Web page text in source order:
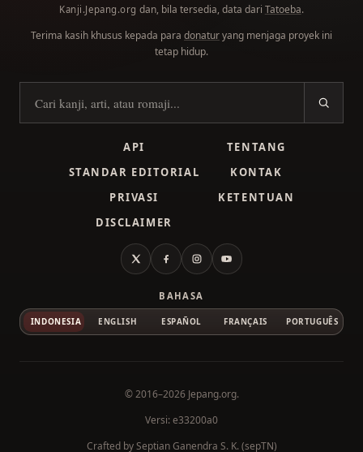
Kanji.Jepang.org dan, bila tersedia, data dari Tatoeba.
Terima kasih khusus kepada para donaturyang menjaga proyek ini
tetap hidup.
Cari kanji
API
TENTANG
STANDAR EDITORIAL
KONTAK
PRIVASI
KETENTUAN
DISCLAIMER
X FacebookInstagramYouTube
BAHASA
INDONESIA ENGLISH ESPAÑOL FRANÇAIS PORTUGUÊS
© 2016–2026 Jepang.org.
Versi: e33200a0
Crafted bySeptian Ganendra S. K. (sepTN)